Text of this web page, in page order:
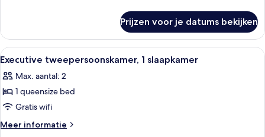
Twin
kamer
Prijzen voor je datums bekijken
Alle
foto's
voor
Executive
tweepersoonskamer,
1
Een net opgemaakt bed met een
11
Executive tweepersoonskamer, 1 slaapkamer
Max. aantal: 2
1 queensize bed
Gratis wifi
Meer informatie
Meer